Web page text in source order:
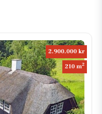
2.900.000 kr
210 m2